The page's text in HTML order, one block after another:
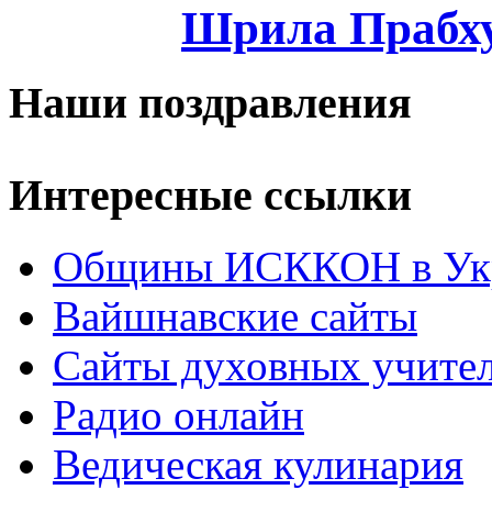
Шрила
Наши поздравления
Интересные ссылки
Общины ИСККОН в
Вайшнавские сайты
Сайты духовных
Радио онлайн
Ведическая кулинария